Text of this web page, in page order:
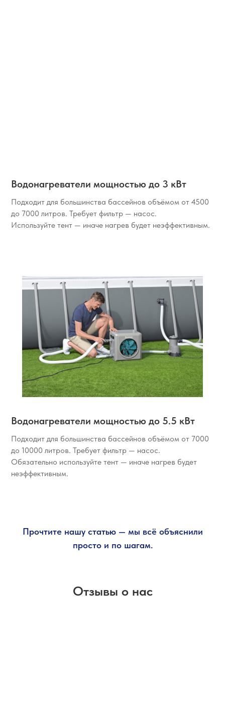
Водонагреватели мощностью до 3 кВт
Подходит для большинства бассейнов объёмом от 4500
до 7000 литров. Требует фильтр — насос.
Используйте тент — иначе нагрев будет неэффективным.
Водонагреватели мощностью до 5.5 кВт
Подходит для большинства бассейнов объёмом от 7000
до 10000 литров. Требует фильтр — насос.
Обязательно используйте тент — иначе нагрев будет
неэффективным.
Прочтите нашу статью — мы всё объяснили
просто и по шагам.
Отзывы о нас